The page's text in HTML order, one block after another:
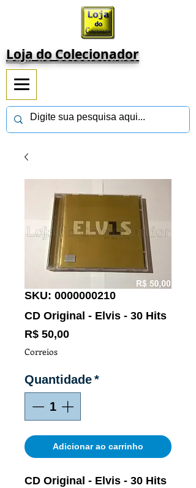
Loja do Colecionador
SKU: 0000000210
CD Original - Elvis - 30 Hits
R$ 50,00Preço
Correios
Quantidade*
Adicionar ao carrinho
CD Original - Elvis - 30 Hits